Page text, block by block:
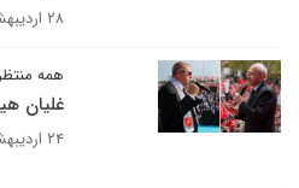
۲۸ اردیبهشت ۱۴۰۲
همه
غلیان
۲۴ اردیبهشت ۱۴۰۲